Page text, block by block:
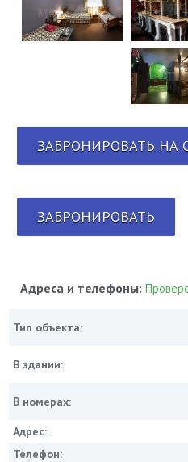
ЗАБРОНИРОВАТЬ НА
ЗАБРОНИРОВАТЬ
Адреса и телефоны:
Тип объекта:
В здании:
В номерах:
Адрес:
Телефон: